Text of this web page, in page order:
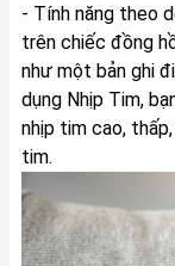
- Tính năng theo
trên chiếc đồng
như một bản ghi
dụng Nhịp Tim,
nhịp tim cao,
tim.